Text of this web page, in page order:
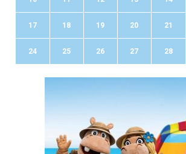
17 18 19 20 21
24 25 26 27 28